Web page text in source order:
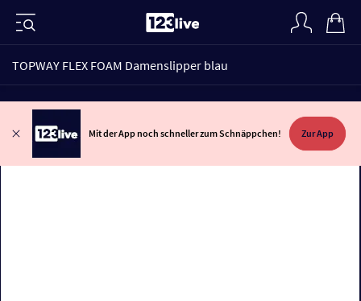
TOPWAY FLEX FOAM Damenslipper blau
Mit der App noch schneller zum Schnäppchen! Zur App